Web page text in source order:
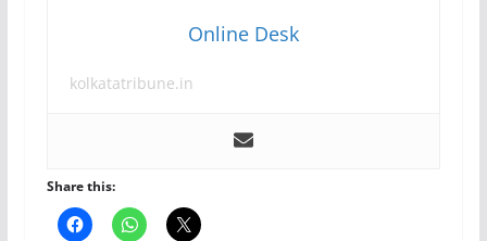
Online Desk
kolkatatribune.in
Share this: